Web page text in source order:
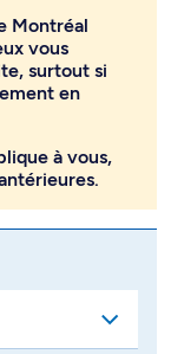
Montréal
vous
surtout si
en
à vous,